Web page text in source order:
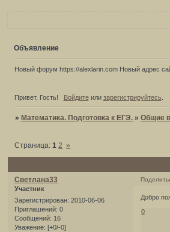
Объявление
Новый форум https://alexlarin.com Новый адрес
Привет, Гость! Войдитеили зарегистрируйтесь.
»Математика. Подготовка к ЕГЭ. »Общие
Страница: 1 2 »
Светлана33
Участник
Зарегистрирован: 2010-06-06
Приглашений: 0
Сообщений: 16
Уважение: [+0/-0]
Добро
0